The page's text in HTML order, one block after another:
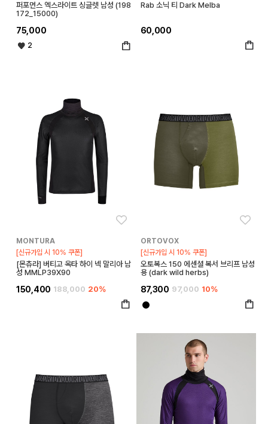
퍼포먼스 엑스라이트 싱글렛 남성 (198
172_15000)
75,000
2
Rab 소닉 티 Dark Melba
60,000
MONTURA
[신규가입 시 10% 쿠폰]
[몬츄라] 버티고 옥타 하이 넥 말리아 남
성 MMLP39X90
150,400 188,000 20%
ORTOVOX
[신규가입 시 10% 쿠폰]
오토복스 150 에센셜 복서 브리프 남성
용 (dark wild herbs)
87,300 97,000 10%